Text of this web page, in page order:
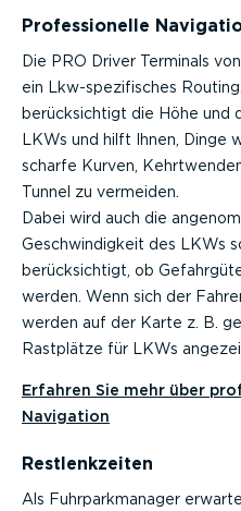
Professionelle
Die PRO Driver Terminals
ein Lkw-spezifisches
berücksichtigt die Höhe und
LKWs und hilft Ihnen, Dinge
scharfe Kurven,
Tunnel zu vermeiden.
Dabei wird auch die
Geschwindigkeit des LKWs
berücksichtigt, ob
werden. Wenn sich der
werden auf der Karte z. B.
Rastplätze für LKWs
Erfahren Sie mehr über
Navigation
Restlenkzeiten
Als Fuhrparkmanager